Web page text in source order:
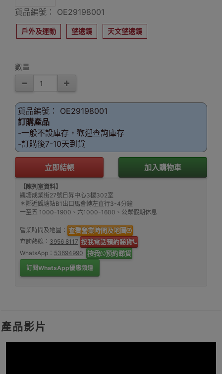
貨品編號： OE29198001
戶外及運動 望遠鏡 天文望遠鏡
數量
貨品編號： OE29198001
訂購產品
-一般不設庫存，歡迎查詢庫存
-訂購後7-10天到貨
立即結帳 加入購物車
【陳列室資料】
觀塘成業街27號日昇中心3樓302室
＊鄰近觀塘站B1出口馬會轉左直行3-4分鐘
一至五 1000-1900、六1000-1600、公眾假期休息
營業時間及地圖： 查看營業時間及地圖
查詢熱線： 3956 8117 按我電話預約睇貨
WhatsApp： 53694990 按我 預約睇貨
訂閱WhatsApp優惠頻道
產品影片